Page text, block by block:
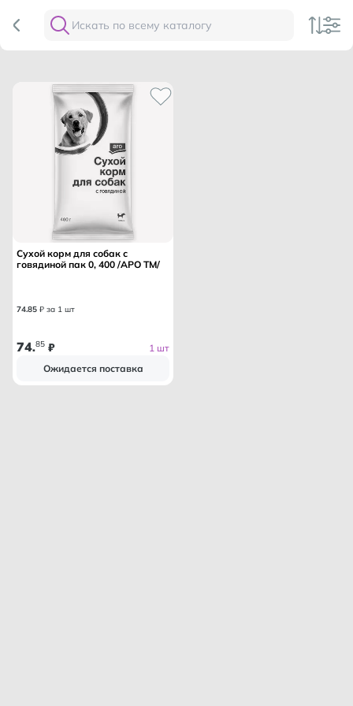
Сухой корм для собак с
говядиной пак 0, 400 /АРО ТМ/
74.85 ₽ за 1 шт
74.85 ₽
1 шт
Ожидается поставка